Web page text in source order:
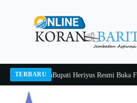
TERBARU
UsiaBupati Heriyus Resmi Buka